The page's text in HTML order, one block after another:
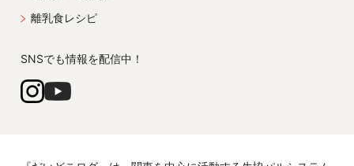
離乳食レシピ
SNSでも情報を配信中！